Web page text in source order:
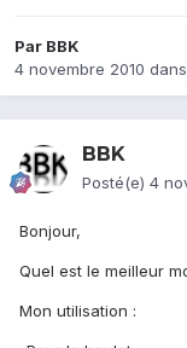
Par BBK
4 novembre 2010 dans
BBK
Posté(e) 4
Bonjour,
Quel est le meilleur
Mon utilisation :